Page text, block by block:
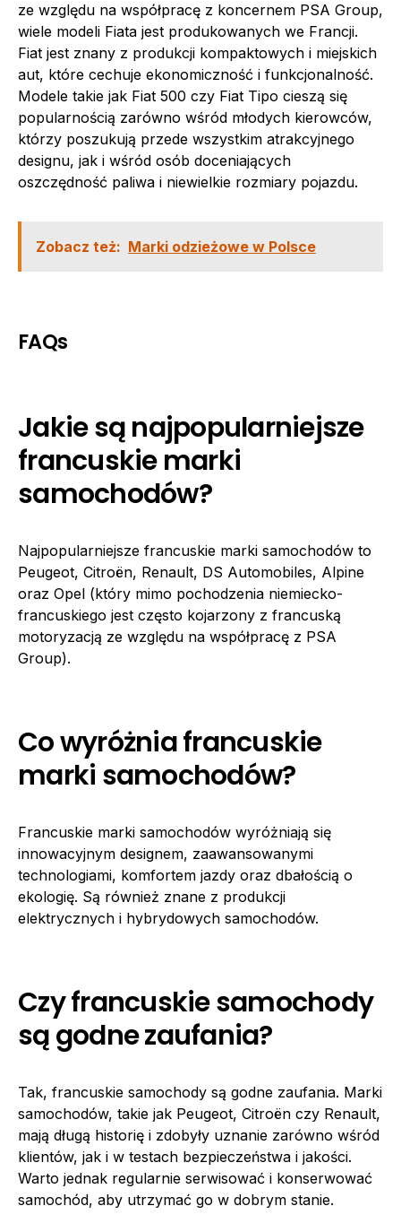
ze względu na współpracę z koncernem PSA Group,
wiele modeli Fiata jest produkowanych we Francji.
Fiat jest znany z produkcji kompaktowych i miejskich
aut, które cechuje ekonomiczność i funkcjonalność.
Modele takie jak Fiat 500 czy Fiat Tipo cieszą się
popularnością zarówno wśród młodych kierowców,
którzy poszukują przede wszystkim atrakcyjnego
designu, jak i wśród osób doceniających
oszczędność paliwa i niewielkie rozmiary pojazdu.
Zobacz też: Marki odzieżowe w Polsce
FAQs
Jakie są najpopularniejsze
francuskie marki
samochodów?
Najpopularniejsze francuskie marki samochodów to
Peugeot, Citroën, Renault, DS Automobiles, Alpine
oraz Opel (który mimo pochodzenia niemiecko-
francuskiego jest często kojarzony z francuską
motoryzacją ze względu na współpracę z PSA
Group).
Co wyróżnia francuskie
marki samochodów?
Francuskie marki samochodów wyróżniają się
innowacyjnym designem, zaawansowanymi
technologiami, komfortem jazdy oraz dbałością o
ekologię. Są również znane z produkcji
elektrycznych i hybrydowych samochodów.
Czy francuskie samochody
są godne zaufania?
Tak, francuskie samochody są godne zaufania. Marki
samochodów, takie jak Peugeot, Citroën czy Renault,
mają długą historię i zdobyły uznanie zarówno wśród
klientów, jak i w testach bezpieczeństwa i jakości.
Warto jednak regularnie serwisować i konserwować
samochód, aby utrzymać go w dobrym stanie.